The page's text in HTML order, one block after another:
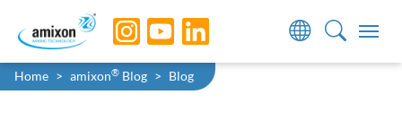
Skip to main navigation
Skip to main content
Skip to page footer
You are here:
Home amixon® Blog Blog